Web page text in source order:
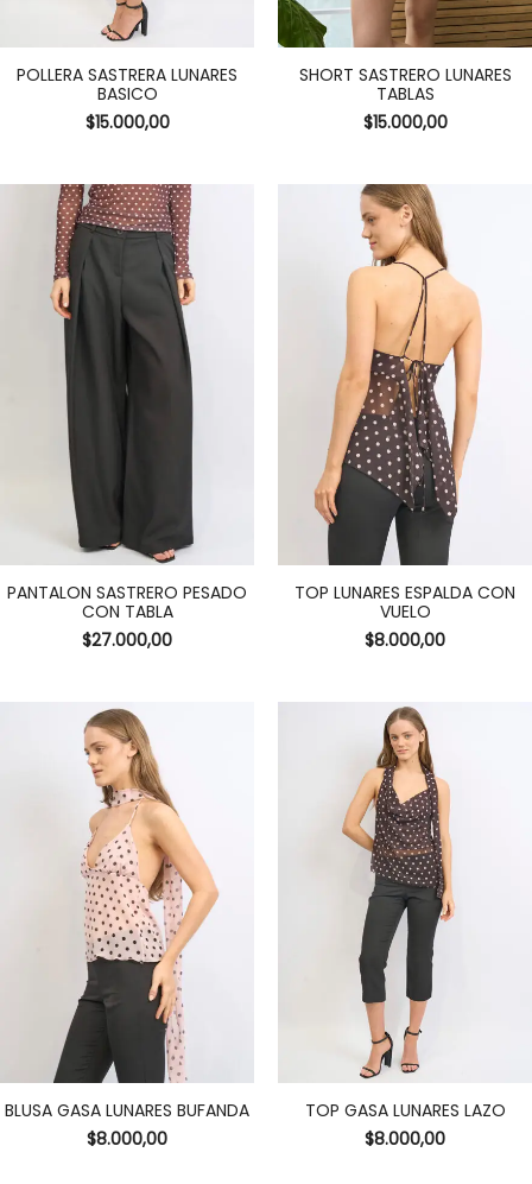
POLLERA SASTRERA LUNARES
BASICO
$15.000,00
SHORT SASTRERO LUNARES
TABLAS
$15.000,00
PANTALON SASTRERO PESADO
CON TABLA
$27.000,00
TOP LUNARES ESPALDA CON
VUELO
$8.000,00
BLUSA GASA LUNARES BUFANDA
$8.000,00
TOP GASA LUNARES LAZO
$8.000,00